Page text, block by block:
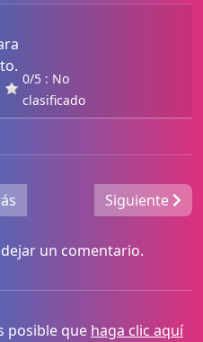
0/5 : No
clasificado
Siguiente
un comentario.
posible que haga clic aquí